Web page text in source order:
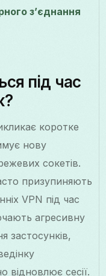
з’єднання
під час
коротке
нову
сокетів.
призупиняють
VPN під час
агресивну
застосунків,
відновлює сесії.